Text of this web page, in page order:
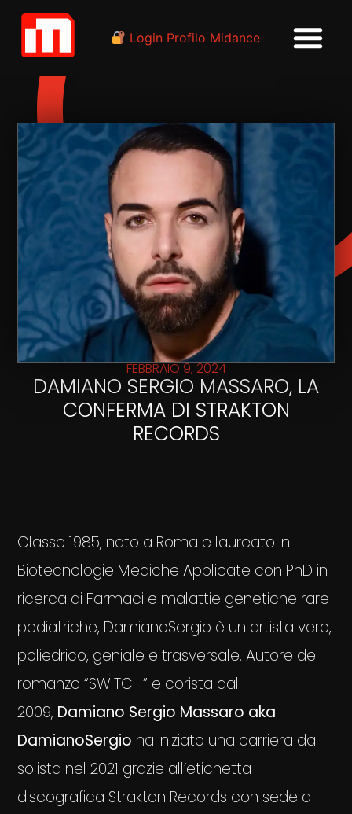
Login Profilo Midance
FEBBRAIO 9, 2024
DAMIANO SERGIO MASSARO, LA
CONFERMA DI STRAKTON
RECORDS
Classe 1985, nato a Roma e laureato in
Biotecnologie Mediche Applicate con PhD in
ricerca di Farmaci e malattie genetiche rare
pediatriche, DamianoSergio è un artista vero,
poliedrico, geniale e trasversale. Autore del
romanzo “SWITCH” e corista dal
2009, Damiano Sergio Massaro aka
DamianoSergio ha iniziato una carriera da
solista nel 2021 grazie all’etichetta
discografica Strakton Records con sede a